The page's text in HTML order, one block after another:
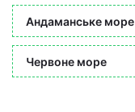
Андаманське море
Червоне море